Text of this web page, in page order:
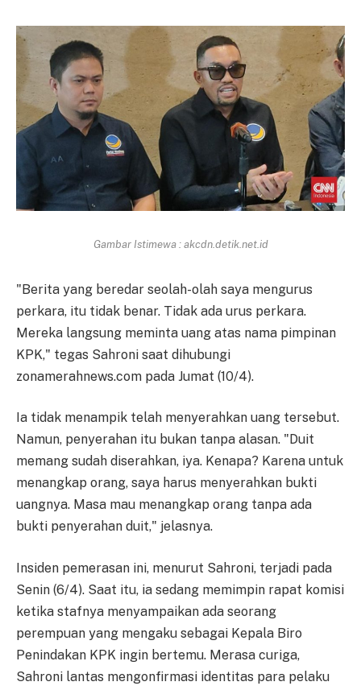
Gambar Istimewa : akcdn.detik.net.id
"Berita yang beredar seolah-olah saya mengurus
perkara, itu tidak benar. Tidak ada urus perkara.
Mereka langsung meminta uang atas nama pimpinan
KPK," tegas Sahroni saat dihubungi
zonamerahnews.com pada Jumat (10/4).
Ia tidak menampik telah menyerahkan uang tersebut.
Namun, penyerahan itu bukan tanpa alasan. "Duit
memang sudah diserahkan, iya. Kenapa? Karena untuk
menangkap orang, saya harus menyerahkan bukti
uangnya. Masa mau menangkap orang tanpa ada
bukti penyerahan duit," jelasnya.
Insiden pemerasan ini, menurut Sahroni, terjadi pada
Senin (6/4). Saat itu, ia sedang memimpin rapat komisi
ketika stafnya menyampaikan ada seorang
perempuan yang mengaku sebagai Kepala Biro
Penindakan KPK ingin bertemu. Merasa curiga,
Sahroni lantas mengonfirmasi identitas para pelaku